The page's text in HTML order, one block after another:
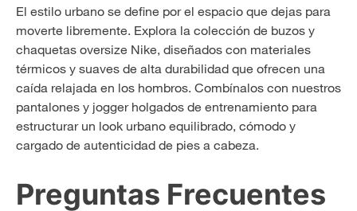
El estilo urbano se define por el espacio que dejas para
moverte libremente. Explora la colección de buzos y
chaquetas oversize Nike, diseñados con materiales
térmicos y suaves de alta durabilidad que ofrecen una
caída relajada en los hombros. Combínalos con nuestros
pantalones y jogger holgados de entrenamiento para
estructurar un look urbano equilibrado, cómodo y
cargado de autenticidad de pies a cabeza.
Preguntas Frecuentes